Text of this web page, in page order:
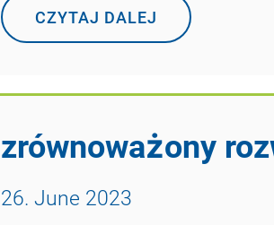
CZYTAJ DALEJ
zrównoważony
26. June 2023